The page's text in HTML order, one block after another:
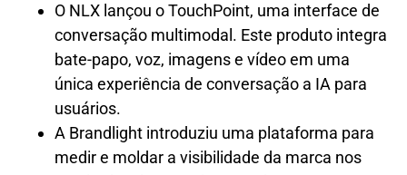
O NLX lançou o TouchPoint, uma interface de
conversação multimodal. Este produto integra
bate-papo, voz, imagens e vídeo em uma
única experiência de conversação a IA para
usuários.
A Brandlight introduziu uma plataforma para
medir e moldar a visibilidade da marca nos